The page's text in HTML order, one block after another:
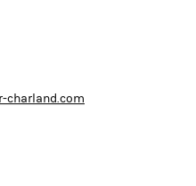
charland.com